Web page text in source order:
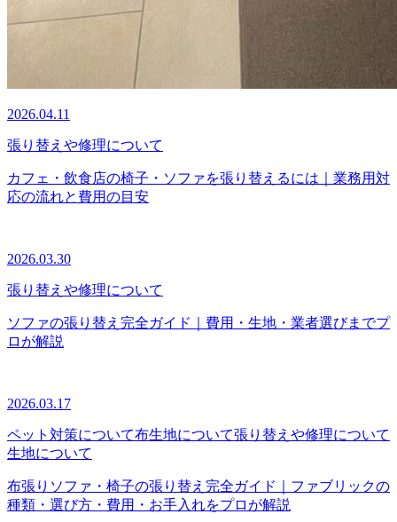
2026.04.11
張り替えや修理について
カフェ・飲食店の椅子・ソファを張り替えるには｜業務用対
応の流れと費用の目安
2026.03.30
張り替えや修理について
ソファの張り替え完全ガイド｜費用・生地・業者選びまでプ
ロが解説
2026.03.17
ペット対策について布生地について張り替えや修理について
生地について
布張りソファ・椅子の張り替え完全ガイド｜ファブリックの
種類・選び方・費用・お手入れをプロが解説